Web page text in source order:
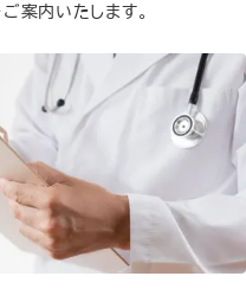
案内いたします。